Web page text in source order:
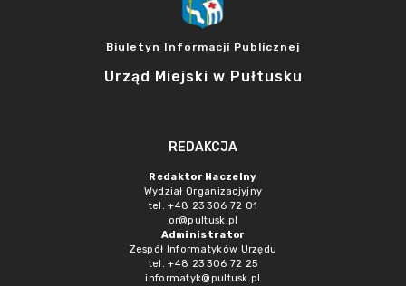
Biuletyn Informacji Publicznej
Urząd Miejski w Pułtusku
REDAKCJA
Redaktor Naczelny
Wydział Organizacjyjny
tel. +48 23 306 72 01
or@pultusk.pl
Administrator
Zespół Informatyków Urzędu
tel. +48 23 306 72 25
informatyk@pultusk.pl